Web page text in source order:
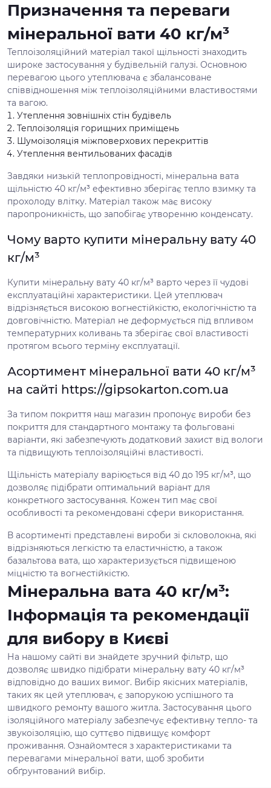
Призначення та переваги
мінеральної вати 40 кг/м³
Теплоізоляційний матеріал такої щільності знаходить
широке застосування у будівельній галузі. Основною
перевагою цього утеплювача є збалансоване
співвідношення між теплоізоляційними властивостями
та вагою.
Утеплення зовнішніх стін будівель
Теплоізоляція горищних приміщень
Шумоізоляція міжповерхових перекриттів
Утеплення вентильованих фасадів
Завдяки низькій теплопровідності, мінеральна вата
щільністю 40 кг/м³ ефективно зберігає тепло взимку та
прохолоду влітку. Матеріал також має високу
паропроникність, що запобігає утворенню конденсату.
Чому варто купити мінеральну вату 40
кг/м³
Купити мінеральну вату 40 кг/м³ варто через її чудові
експлуатаційні характеристики. Цей утеплювач
відрізняється високою вогнестійкістю, екологічністю та
довговічністю. Матеріал не деформується під впливом
температурних коливань та зберігає свої властивості
протягом всього терміну експлуатації.
Асортимент мінеральної вати 40 кг/м³
на сайті https://gipsokarton.com.ua
За типом покриття наш магазин пропонує вироби без
покриття для стандартного монтажу та фольговані
варіанти, які забезпечують додатковий захист від вологи
та підвищують теплоізоляційні властивості.
Щільність матеріалу варіюється від 40 до 195 кг/м³, що
дозволяє підібрати оптимальний варіант для
конкретного застосування. Кожен тип має свої
особливості та рекомендовані сфери використання.
В асортименті представлені вироби зі скловолокна, які
відрізняються легкістю та еластичністю, а також
базальтова вата, що характеризується підвищеною
міцністю та вогнестійкістю.
Мінеральна вата 40 кг/м³:
Інформація та рекомендації
для вибору в Києві
На нашому сайті ви знайдете зручний фільтр, що
дозволяє швидко підібрати мінеральну вату 40 кг/м³
відповідно до ваших вимог. Вибір якісних матеріалів,
таких як цей утеплювач, є запорукою успішного та
швидкого ремонту вашого житла. Застосування цього
ізоляційного матеріалу забезпечує ефективну тепло- та
звукоізоляцію, що суттєво підвищує комфорт
проживання. Ознайомтеся з характеристиками та
перевагами мінеральної вати, щоб зробити
обґрунтований вибір.